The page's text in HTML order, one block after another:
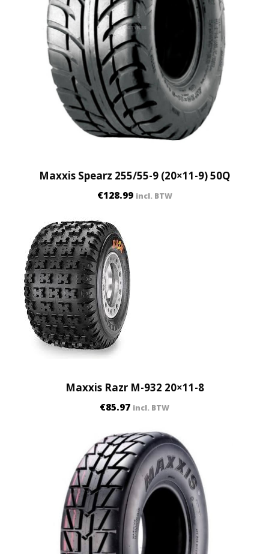
Maxxis Spearz 255/55-9 (20×11-9) 50Q
€128.99 incl. BTW
Maxxis Razr M-932 20×11-8
€85.97 incl. BTW